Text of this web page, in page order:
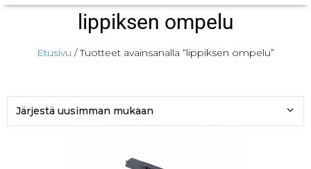
lippiksen ompelu
Etusivu / Tuotteet avainsanalla “lippiksen ompelu”